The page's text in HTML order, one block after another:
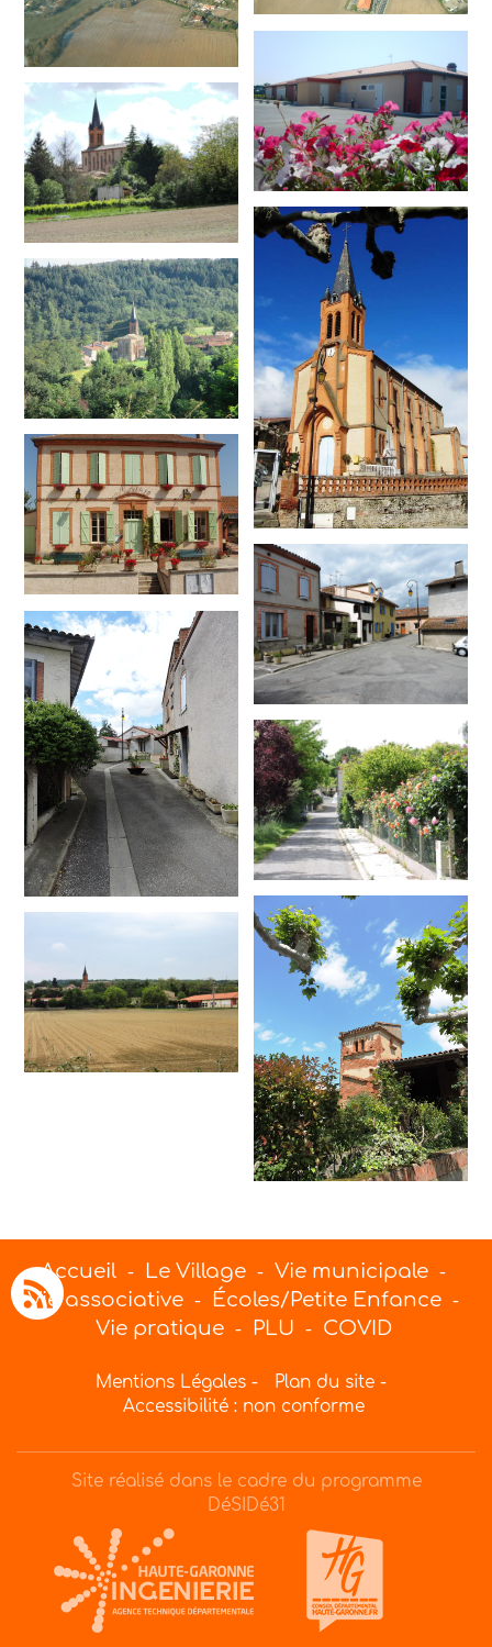
Accueil - Le Village - Vie municipale -
Vie associative - Écoles/Petite Enfance -
Vie pratique - PLU - COVID
Mentions Légales- Plan du site-
Accessibilité : non conforme
Site réalisé dans le cadre du programme
DéSIDé31